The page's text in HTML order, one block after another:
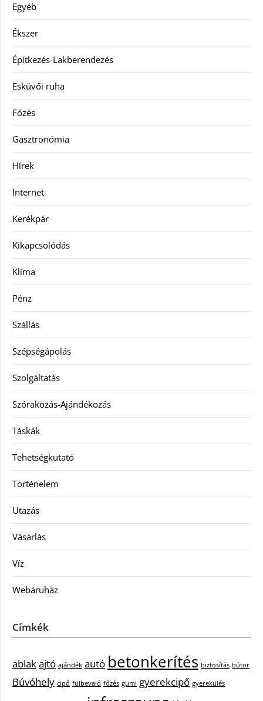
Egyéb
Ékszer
Építkezés-Lakberendezés
Esküvői ruha
Főzés
Gasztronómia
Hírek
Internet
Kerékpár
Kikapcsolódás
Klíma
Pénz
Szállás
Szépségápolás
Szolgáltatás
Szórakozás-Ajándékozás
Táskák
Tehetségkutató
Történelem
Utazás
Vásárlás
Víz
Webáruház
Címkék
ablakajtó ajándék autó betonkerítés biztosítás bútor
Búvóhely cipő fülbevaló főzés gumi gyerekcipő gyerekülés